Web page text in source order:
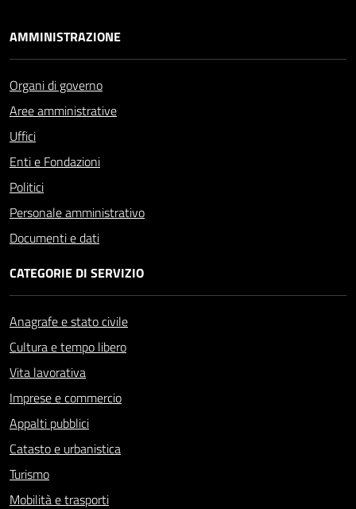
AMMINISTRAZIONE
Organi di governo
Aree amministrative
Uffici
Enti e Fondazioni
Politici
Personale amministrativo
Documenti e dati
CATEGORIE DI SERVIZIO
Anagrafe e stato civile
Cultura e tempo libero
Vita lavorativa
Imprese e commercio
Appalti pubblici
Catasto e urbanistica
Turismo
Mobilità e trasporti